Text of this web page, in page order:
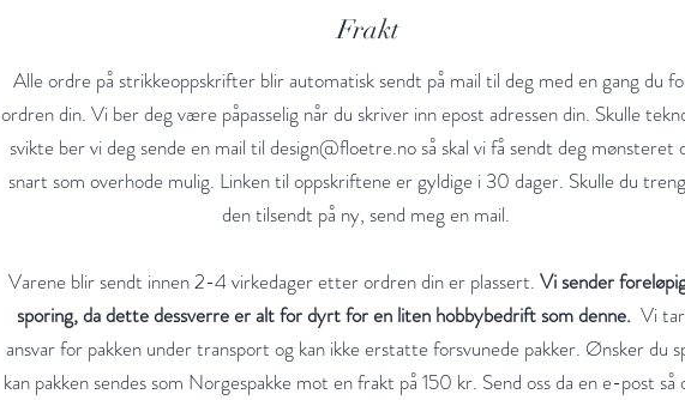
Frakt
Alle ordre på strikkeoppskrifter blir automatisk sendt på mail til deg med en gang du
ordren din. Vi ber deg være påpasselig når du skriver inn epost adressen din. Skulle
svikte ber vi deg sende en mail til design@floetre.noså skal vi få sendt deg mønsteret
snart som overhode mulig. Linken til oppskriftene er gyldige i 30 dager. Skulle du
den tilsendt på ny, send meg en mail.
Varene blir sendt innen 2-4 virkedager etter ordren din er plassert. Vi sender
sporing, da dette dessverre er alt for dyrt for en liten hobbybedrift som denne.Vi tar
ansvar for pakken under transport og kan ikke erstatte forsvunede pakker. Ønsker du
kan pakken sendes som Norgespakke mot en frakt på 150 kr. Send oss da en e-post så